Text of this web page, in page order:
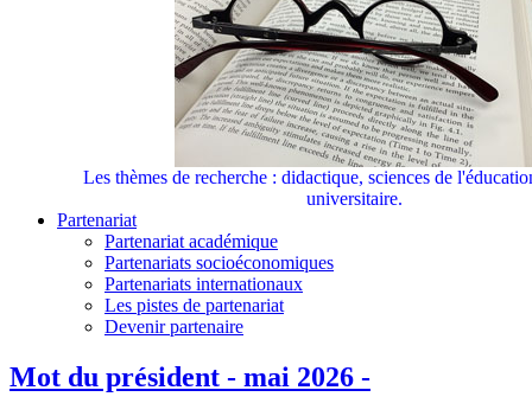
Les thèmes de recherche : didactique, sciences de
universitaire.
Partenariat
Partenariat académique
Partenariats socioéconomiques
Partenariats internationaux
Les pistes de partenariat
Devenir partenaire
Mot du président - mai 2026 -